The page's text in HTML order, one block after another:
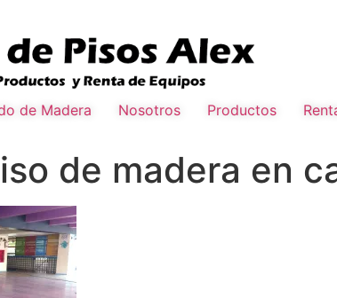
de Madera Nosotros Productos
de madera en